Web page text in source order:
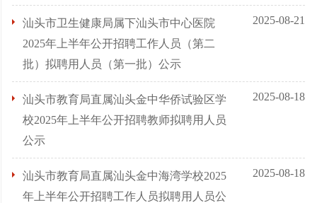
汕头市卫生健康局属下汕头市中心医院
2025年上半年公开招聘工作人员（第二
批）拟聘用人员（第一批）公示
2025-08-21
汕头市教育局直属汕头金中华侨试验区学
校2025年上半年公开招聘教师拟聘用人员
公示
2025-08-18
汕头市教育局直属汕头金中海湾学校2025
年上半年公开招聘工作人员拟聘用人员公
2025-08-18